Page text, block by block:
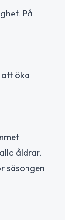
På
att öka
åldrar.
säsongen